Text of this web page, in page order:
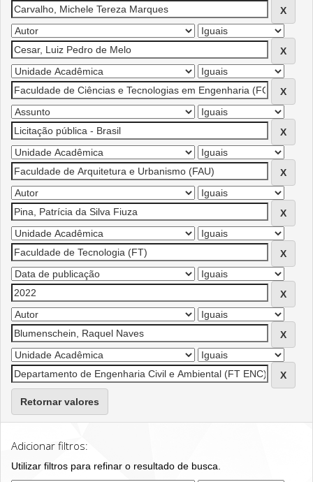
Retornar valores
Adicionar filtros:
Utilizar filtros para refinar o resultado de busca.